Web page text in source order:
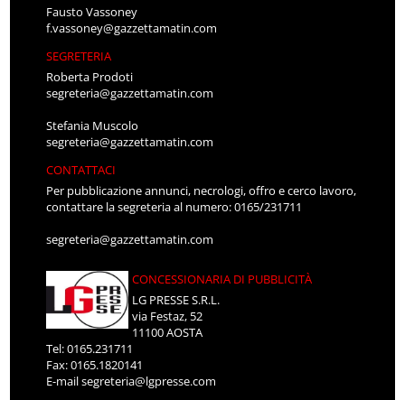
Fausto Vassoney
f.vassoney@gazzettamatin.com
SEGRETERIA
Roberta Prodoti
segreteria@gazzettamatin.com
Stefania Muscolo
segreteria@gazzettamatin.com
CONTATTACI
Per pubblicazione annunci, necrologi, offro e cerco lavoro,
contattare la segreteria al numero: 0165/231711
segreteria@gazzettamatin.com
CONCESSIONARIA DI PUBBLICITÀ
LG PRESSE S.R.L.
via Festaz, 52
11100 AOSTA
Tel: 0165.231711
Fax: 0165.1820141
E-mailsegreteria@lgpresse.com